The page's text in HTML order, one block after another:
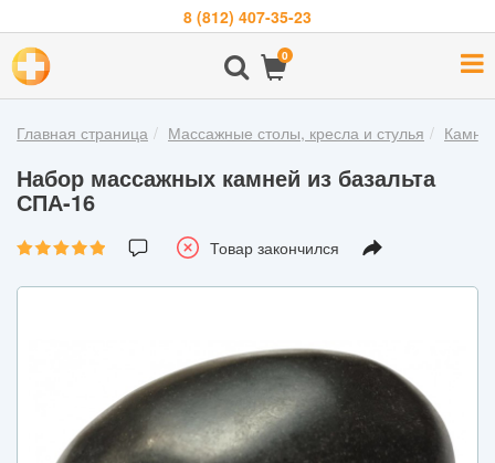
8 (812) 407-35-23
0
О
компании
Бренды
Покупателям
Главная страница Массажные столы, кресла и стулья Камни
Набор массажных камней из базальта
СПА-16
Товар закончился